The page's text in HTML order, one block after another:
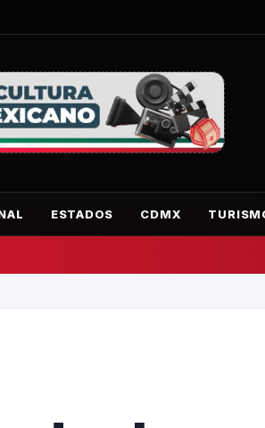
ESTADOS CDMX